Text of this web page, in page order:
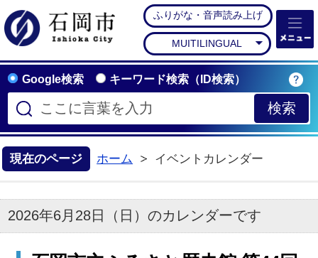
石岡市公式ホームペー
ふりがな・音声読み上げ
MUITILINGUAL
Google検索 キーワード検索（ID検索）
現在のページ ホーム イベントカレンダー
2026年6月28日（日）のカレンダーです